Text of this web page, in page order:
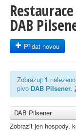
DAB
Přidat novou
Zobrazuji 1
pivo DAB Pilsener.
DAB Pilsener
Zobrazit jen hospody,